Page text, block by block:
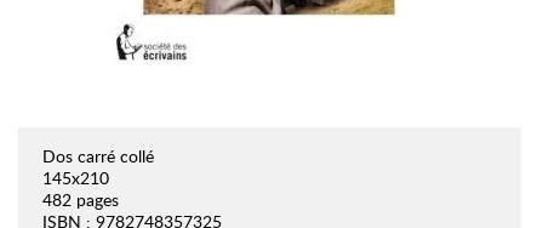
Dos carré collé
145x210
482 pages
ISBN : 9782748357325